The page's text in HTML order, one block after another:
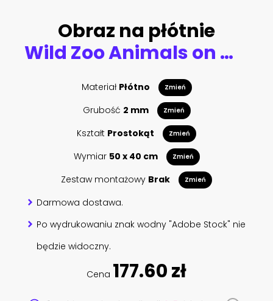
Obraz na płótnie
Wild Zoo Animals on White Web Banner
Materiał Płótno Zmień
Grubość 2 mm Zmień
Kształt Prostokąt Zmień
Wymiar 50 x 40 cm Zmień
Zestaw montażowy Brak Zmień
Darmowa dostawa.
Po wydrukowaniu znak wodny "Adobe Stock" nie
będzie widoczny.
Cena 177.60 zł